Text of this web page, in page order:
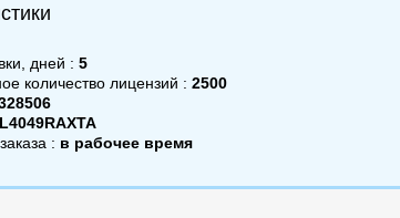
дней : 5
количество лицензий : 2500
: в рабочее время